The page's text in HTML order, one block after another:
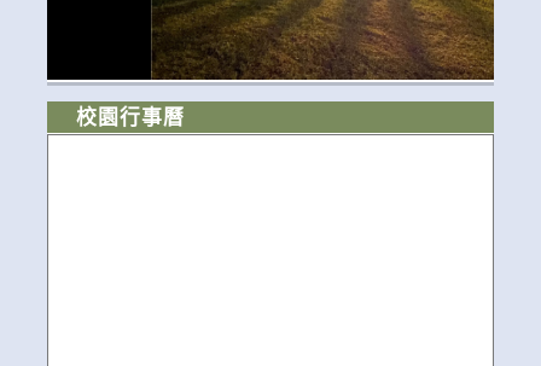
校園行事曆